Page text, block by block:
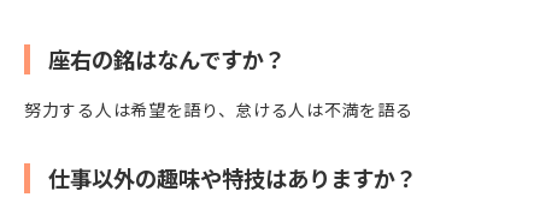
座右の銘はなんですか？
努力する人は希望を語り、怠ける人は不満を語る
仕事以外の趣味や特技はありますか？